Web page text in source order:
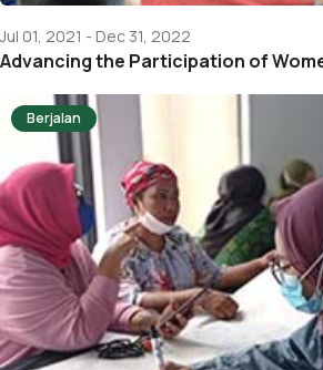
Jul 01, 2021 - Dec 31, 2022
Advancing the Participation of
Berjalan